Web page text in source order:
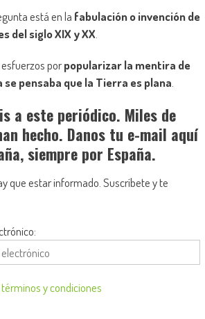
está en la fabulación o invención de
del siglo XIX y XX.
porpopularizar la mentira de
se pensaba que la Tierra es plana.
a este periódico. Miles de
hecho. Danos tu e-mail aquí
siempre por España.
que estar informado. Suscríbete y te
y condiciones